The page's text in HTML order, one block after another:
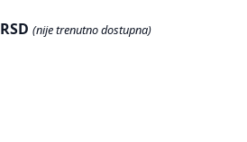
(nije trenutno dostupna)